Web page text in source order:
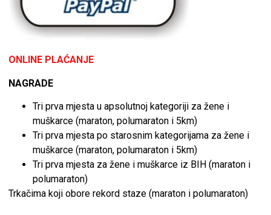
ONLINE PLAĆANJE
NAGRADE
Tri prva mjesta u apsolutnoj kategoriji za žene i
muškarce (maraton, polumaraton i 5km)
Tri prva mjesta po starosnim kategorijama za žene i
muškarce (maraton, polumaraton i 5km)
Tri prva mjesta za žene i muškarce iz BIH (maraton i
polumaraton)
Trkačima koji obore rekord staze (maraton i polumaraton)